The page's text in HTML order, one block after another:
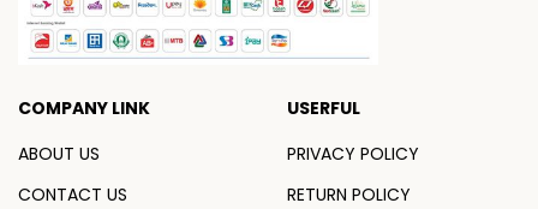
COMPANY LINK
ABOUT US
CONTACT US
USERFUL
PRIVACY POLICY
RETURN POLICY